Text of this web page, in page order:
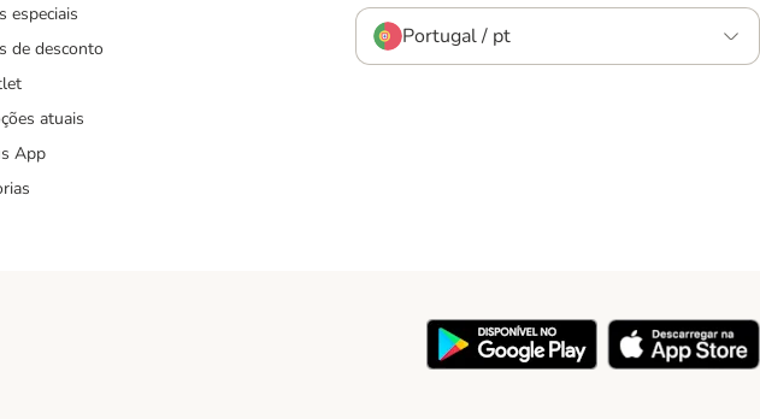
especiais
de desconto
atuais
App
Portugal / pt